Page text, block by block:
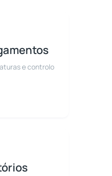
e controlo